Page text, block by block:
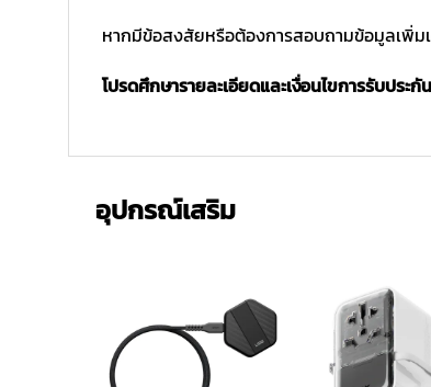
หากมีข้อสงสัยหรือต้องการสอบถามข้อมูลเพิ่ม
โปรดศึกษารายละเอียดและเงื่อนไขการรับประ
อุปกรณ์เสริม